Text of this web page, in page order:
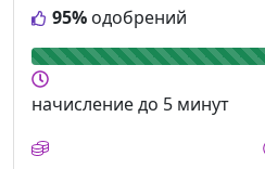
95% одобрений
начислениедо 5 минут